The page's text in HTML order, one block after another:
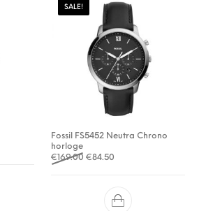
SALE!
Fossil FS5452 Neutra Chrono
horloge
€169.00 Oorspronkelijke prijs was:
€84.50